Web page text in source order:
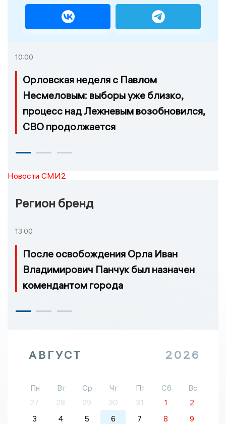
10:00
Орловская неделя с Павлом
Несмеловым: выборы уже близко,
процесс над Лежневым возобновился,
СВО продолжается
Новости СМИ2
Регион бренд
13:00
После освобождения Орла Иван
Владимирович Панчук был назначен
комендантом города
АВГУСТ 2026
Пн Вт Ср Чт Пт Сб
Вс
27
28 29 30 31 1
2
3
4 5 6 7 8
9